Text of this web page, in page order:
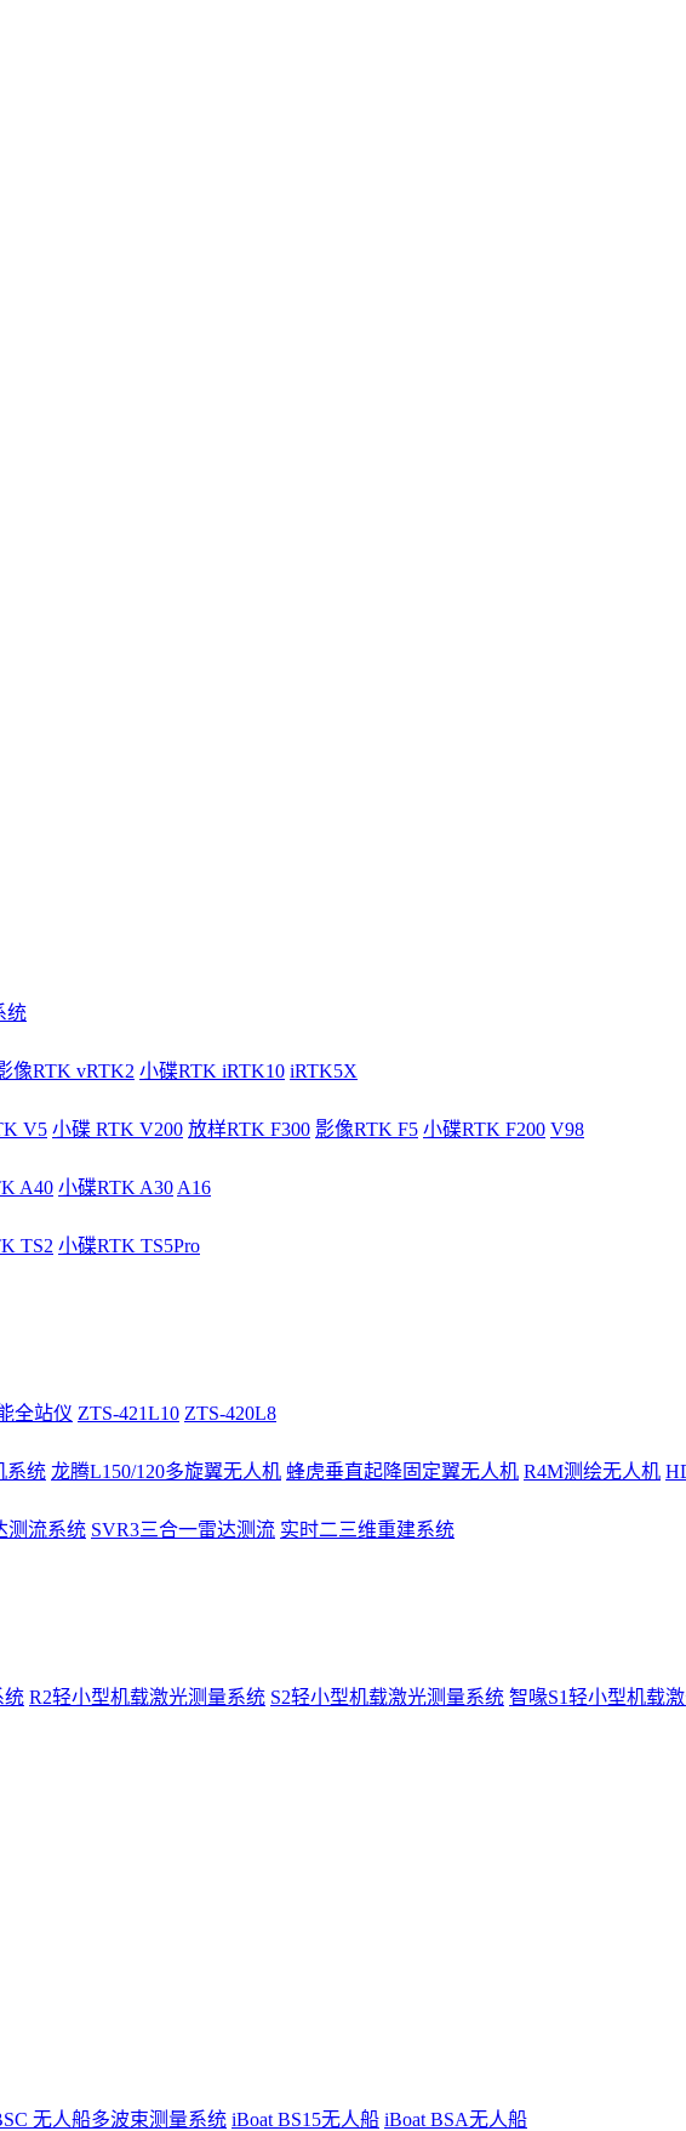
统
像RTK vRTK2 小碟RTK iRTK10 iRTK5X
V5 小碟 RTK V200 放样RTK F300 影像RTK F5 小碟RTK F200 V98
A40 小碟RTK A30 A16
TS2 小碟RTK TS5Pro
全站仪 ZTS-421L10 ZTS-420L8
系统 龙腾L150/120多旋翼无人机 蜂虎垂直起降固定翼无人机 R4M测绘无人机
测流系统 SVR3三合一雷达测流 实时二三维重建系统
统 R2轻小型机载激光测量系统 S2轻小型机载激光测量系统 智喙S1轻小型机载
无人船多波束测量系统 iBoat BS15无人船 iBoat BSA无人船